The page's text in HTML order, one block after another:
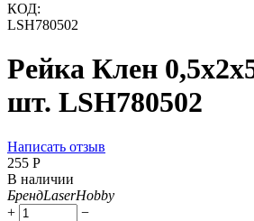
КОД:
LSH780502
Рейка Клен
шт. LSH780502
Написать отзыв
‍255‍ Р
В наличии
БрендLaserHobby
+
−